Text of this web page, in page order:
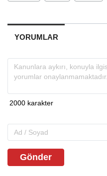
YORUMLAR
Gönder